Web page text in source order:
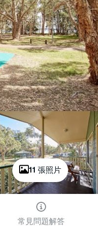
11 張照片
常見問題解答